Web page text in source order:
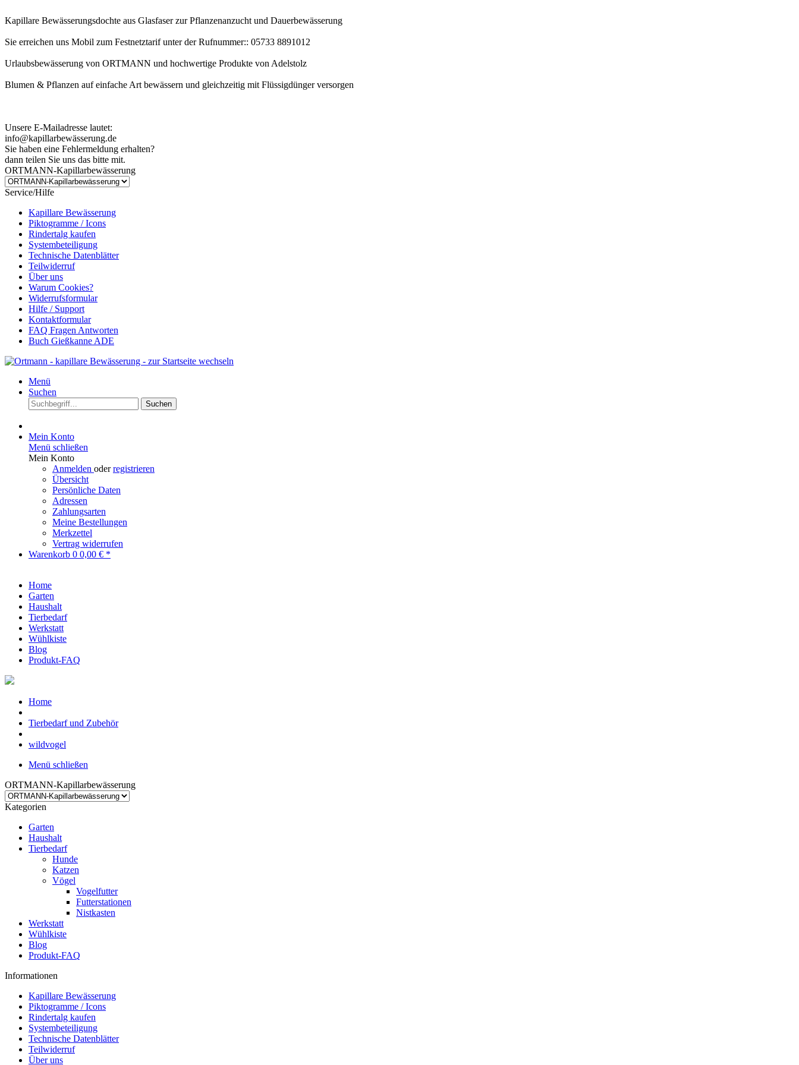
Kapillare Bewässerungsdochte aus Glasfaser zur Pflanzenanzucht und Dauerbewässerung
Sie erreichen uns Mobil zum Festnetztarif unter der Rufnummer:: 05733 8891012
Urlaubsbewässerung von ORTMANN und hochwertige Produkte von Adelstolz
Blumen & Pflanzen auf einfache Art bewässern und gleichzeitig mit Flüssigdünger versorgen
Unsere E-Mailadresse lautet:
info@kapillarbewässerung.de
Sie haben eine Fehlermeldung erhalten?
dann teilen Sie uns das bitte mit.
ORTMANN-Kapillarbewässerung
Service/Hilfe
Kapillare Bewässerung
Piktogramme / Icons
Rindertalg kaufen
Systembeteiligung
Technische Datenblätter
Teilwiderruf
Über uns
Warum Cookies?
Widerrufsformular
Hilfe / Support
Kontaktformular
FAQ Fragen Antworten
Buch Gießkanne ADE
Menü
Suchen
Suchen
Mein Konto
Menü schließen
Mein Konto
Anmelden oderregistrieren
Übersicht
Persönliche Daten
Adressen
Zahlungsarten
Meine Bestellungen
Merkzettel
Vertrag widerrufen
Warenkorb 0 0,00 € *
Home
Garten
Haushalt
Tierbedarf
Werkstatt
Wühlkiste
Blog
Produkt-FAQ
Home
Tierbedarf und Zubehör
wildvogel
Menü schließen
ORTMANN-Kapillarbewässerung
Kategorien
Garten
Haushalt
Tierbedarf
Hunde
Katzen
Vögel
Vogelfutter
Futterstationen
Nistkasten
Werkstatt
Wühlkiste
Blog
Produkt-FAQ
Informationen
Kapillare Bewässerung
Piktogramme / Icons
Rindertalg kaufen
Systembeteiligung
Technische Datenblätter
Teilwiderruf
Über uns